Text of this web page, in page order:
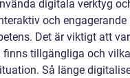
digitala verktyg
och engagerande
Det är viktigt att
finns tillgängliga och
Så länge